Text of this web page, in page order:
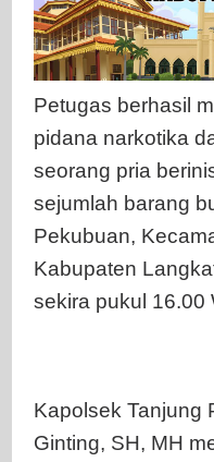
Petugas berhasil
pidana narkotika
seorang pria
sejumlah barang
Pekubuan,
Kabupaten
sekira pukul 16.00
Kapolsek Tanjung
Ginting, SH, MH